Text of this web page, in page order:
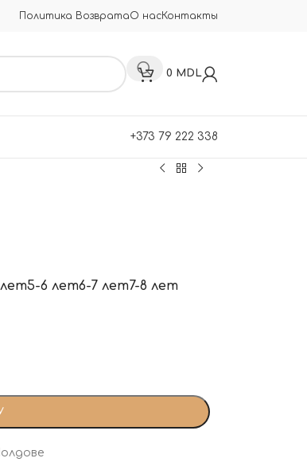
Политика ВозвратаО насКонтакты
0 MDL
+373 79 222 338
5-6 лет6-7 лет7-8 лет